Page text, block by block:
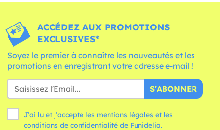
ACCÉDEZ AUX PROMOTIONS
EXCLUSIVES*
Soyez le premier à connaître les nouveautés et les
promotions en enregistrant votre adresse e-mail !
S'ABONNER
J'ai lu et j'accepte les mentions légales et les
conditions de confidentialité de Funidelia.